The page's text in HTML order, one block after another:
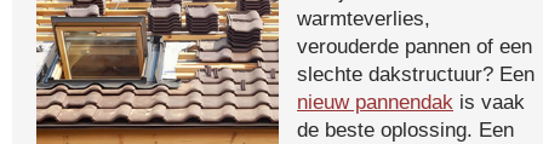
warmteverlies,
verouderde pannen of een
slechte dakstructuur? Een
nieuw pannendak is vaak
de beste oplossing. Een